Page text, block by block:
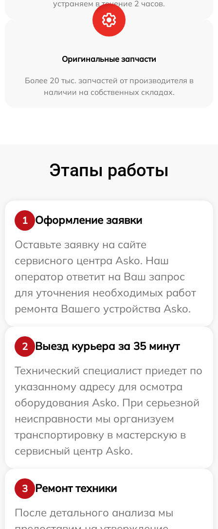
устраняем в течение 2 часов.
Оригинальные запчасти
Более 20 тыс. запчастей от производителя в
наличии на собственных складах.
Этапы работы
1
Оформление заявки
Оставьте заявку на сайте
сервисного центра Asko. Наш
оператор ответит на Ваш запрос
для уточнения необходимых работ
ремонта Вашего устройства Asko.
2
Выезд курьера за 35 минут
Технический специалист приедет по
указанному адресу для осмотра
оборудования Asko. При серьезной
неисправности мы организуем
транспортировку в мастерскую в
сервисный центр Asko.
3
Ремонт техники
После детального анализа мы